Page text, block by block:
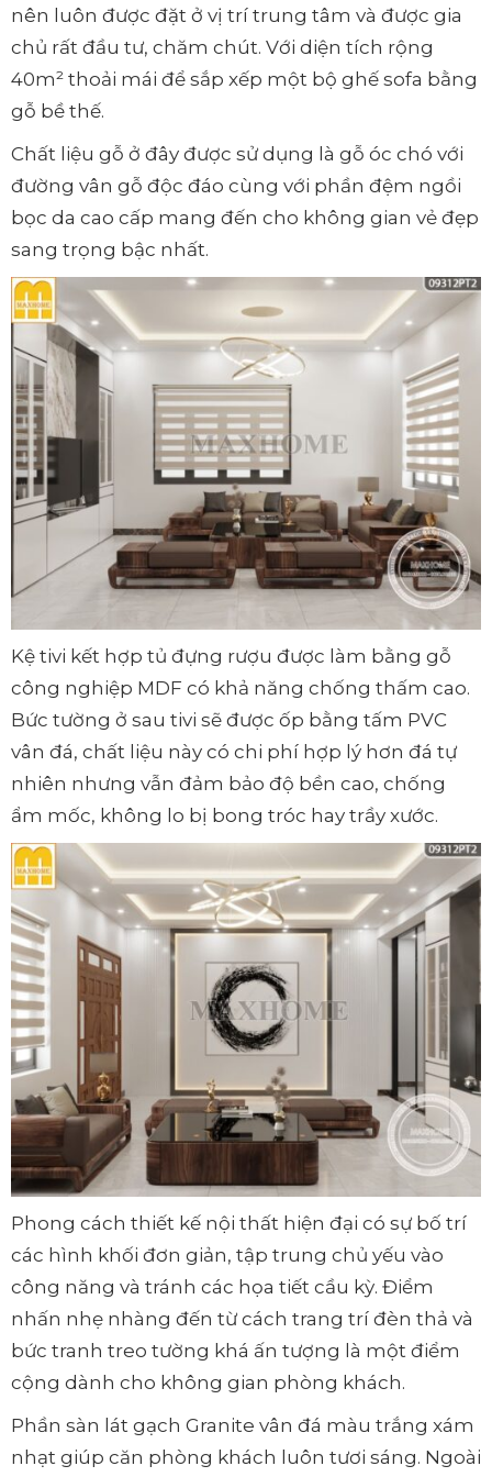
nên luôn được đặt ở vị trí trung tâm và được gia
chủ rất đầu tư, chăm chút. Với diện tích rộng
40m² thoải mái để sắp xếp một bộ ghế sofa bằng
gỗ bề thế.
Chất liệu gỗ ở đây được sử dụng là gỗ óc chó với
đường vân gỗ độc đáo cùng với phần đệm ngồi
bọc da cao cấp mang đến cho không gian vẻ đẹp
sang trọng bậc nhất.
Kệ tivi kết hợp tủ đựng rượu được làm bằng gỗ
công nghiệp MDF có khả năng chống thấm cao.
Bức tường ở sau tivi sẽ được ốp bằng tấm PVC
vân đá, chất liệu này có chi phí hợp lý hơn đá tự
nhiên nhưng vẫn đảm bảo độ bền cao, chống
ẩm mốc, không lo bị bong tróc hay trầy xước.
Phong cách thiết kế nội thất hiện đại có sự bố trí
các hình khối đơn giản, tập trung chủ yếu vào
công năng và tránh các họa tiết cầu kỳ. Điểm
nhấn nhẹ nhàng đến từ cách trang trí đèn thả và
bức tranh treo tường khá ấn tượng là một điểm
cộng dành cho không gian phòng khách.
Phần sàn lát gạch Granite vân đá màu trắng xám
nhạt giúp căn phòng khách luôn tươi sáng. Ngoài